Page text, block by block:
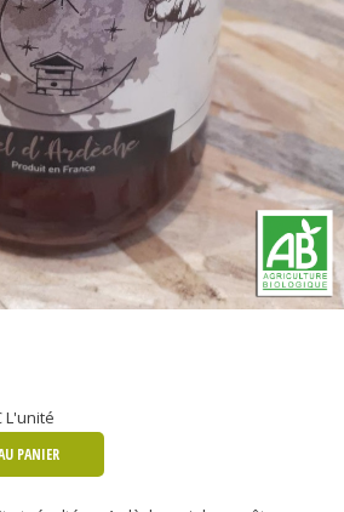
L'unité
PANIER